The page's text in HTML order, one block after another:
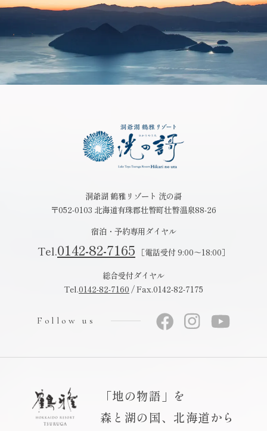
洞爺湖 鶴雅リゾート 洸の謌
〒052-0103 北海道有珠郡壮瞥町壮瞥温泉88-26
宿泊・予約専用ダイヤル
Tel.0142-82-7165 ［電話受付 9:00～18:00］
総合受付ダイヤル
Tel.0142-82-7160 / Fax.0142-82-7175
Follow us
「地の物語」を
森と湖の国、北海道から